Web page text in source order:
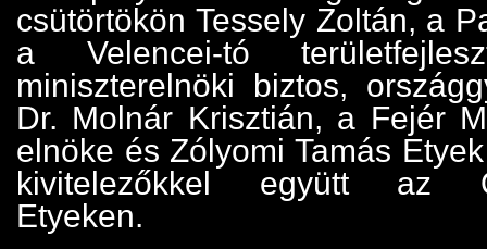
csütörtökön Tessely Zoltán, a
a Velencei-tó
miniszterelnöki biztos,
Dr. Molnár Krisztián, a Fejér
elnöke és Zólyomi Tamás
kivitelezőkkel együtt az
Etyeken.